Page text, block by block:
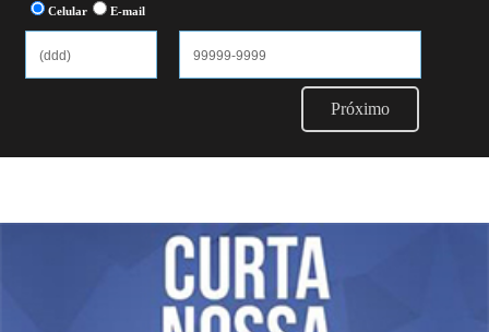
Celular E-mail
Próximo